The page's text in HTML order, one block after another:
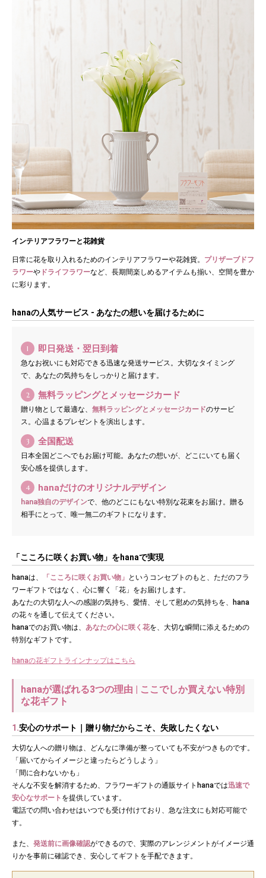
インテリアフラワーと花雑貨
日常に花を取り入れるためのインテリアフラワーや花雑貨。 プリザーブドフ
ラワーや ドライフラワーなど、長期間楽しめるアイテムも揃い、空間を豊か
に彩ります。
hanaの人気サービス - あなたの想いを届けるために
1 即日発送・翌日到着
急なお祝いにも対応できる迅速な発送サービス。大切なタイミング
で、あなたの気持ちをしっかりと届けます。
2 無料ラッピングとメッセージカード
贈り物として最適な、 無料ラッピングとメッセージカードのサービ
ス。心温まるプレゼントを演出します。
3 全国配送
日本全国どこへでもお届け可能。あなたの想いが、どこにいても届く
安心感を提供します。
4 hanaだけのオリジナルデザイン
hana独自のデザインで、他のどこにもない特別な花束をお届け。贈る
相手にとって、唯一無二のギフトになります。
「こころに咲くお買い物」をhanaで実現
hanaは、 「こころに咲くお買い物」 というコンセプトのもと、ただのフラ
ワーギフトではなく、心に響く「花」をお届けします。
あなたの大切な人への感謝の気持ち、愛情、そして慰めの気持ちを、hana
の花々を通して伝えてください。
hanaでのお買い物は、 あなたの心に咲く花を、大切な瞬間に添えるための
特別なギフトです。
hanaの花ギフトラインナップはこちら
hanaが選ばれる3つの理由 | ここでしか買えない特別
な花ギフト
1.安心のサポート｜贈り物だからこそ、失敗したくない
大切な人への贈り物は、どんなに準備が整っていても不安がつきものです。
「届いてからイメージと違ったらどうしよう」
「間に合わないかも」
そんな不安を解消するため、フラワーギフトの通販サイトhanaでは迅速で
安心なサポート を提供しています。
電話での問い合わせはいつでも受け付けており、急な注文にも対応可能で
す。
また、 発送前に画像確認ができるので、実際のアレンジメントがイメージ通
りかを事前に確認でき、安心してギフトを手配できます。